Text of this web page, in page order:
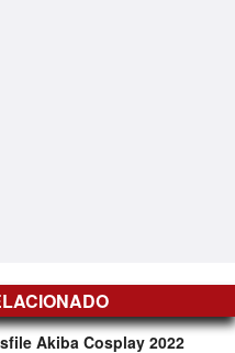
Akiba Cosplay 2022